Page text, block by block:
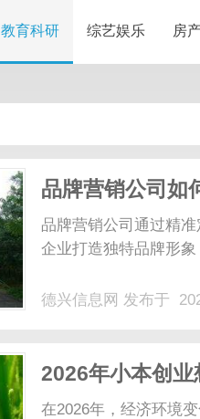
教育科研 综艺娱乐 房
品牌营销公司如
品牌营销公司通过精
企业打造独特品牌形
德兴信息网 发布于
2026年小本创
业新路径！
在2026年，经济环境